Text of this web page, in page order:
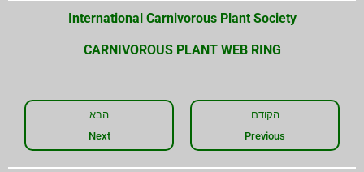
International Carnivorous Plant Society
CARNIVOROUS PLANT WEB RING
הקודם
Previous
הבא
Next